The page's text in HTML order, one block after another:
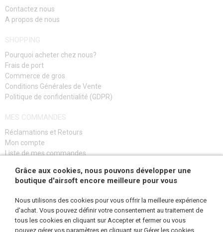
NOUVEAUTÉS
CONTACTEZ NOUS
Contactez nous
A propos de nous
SHOPPING
Pourquoi acheter chez nous?
Frais de port
Commerce de gros
Conditions Générales de Vente
Politique de confidentialité (GDPR)
MES COMMANDES
Réclamations et Retours
Mon compte
Liste de mes commandes
S'INSCRIRE
Grâce aux cookies, nous pouvons développer une
boutique d'airsoft encore meilleure pour vous
Nous utilisons des cookies pour vous offrir la meilleure expérience
d'achat. Vous pouvez définir votre consentement au traitement de
tous les cookies en cliquant sur Accepter et fermer ou vous
pouvez gérer vos paramètres en cliquant sur Gérer les cookies.